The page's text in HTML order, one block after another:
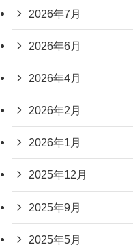
2026年7月
2026年6月
2026年4月
2026年2月
2026年1月
2025年12月
2025年9月
2025年5月